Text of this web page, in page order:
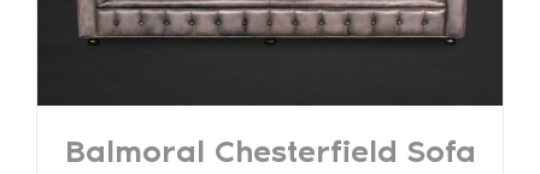
gewählt
werden
Balmoral Chesterfield Sofa